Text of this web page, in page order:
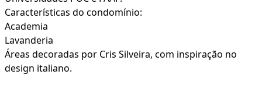
Características do condomínio:
Academia
Lavanderia
Áreas decoradas por Cris Silveira, com inspiração no
design italiano.